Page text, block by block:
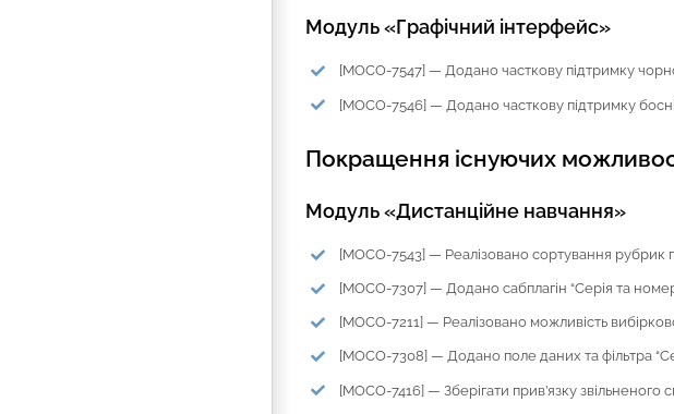
Модуль «Графічний інтерфейс»
[MOCO-7547] — Додано часткову підтримку
[MOCO-7546] — Додано часткову підтримку
Покращення існуючих
Модуль «Дистанційне навчання»
[MOCO-7543] — Реалізовано сортування
[MOCO-7307] — Додано сабплагін “Серія та
[MOCO-7211] — Реалізовано можливість
[MOCO-7308] — Додано поле даних та фільтра
[MOCO-7416] — Зберігати прив’язку звільненого